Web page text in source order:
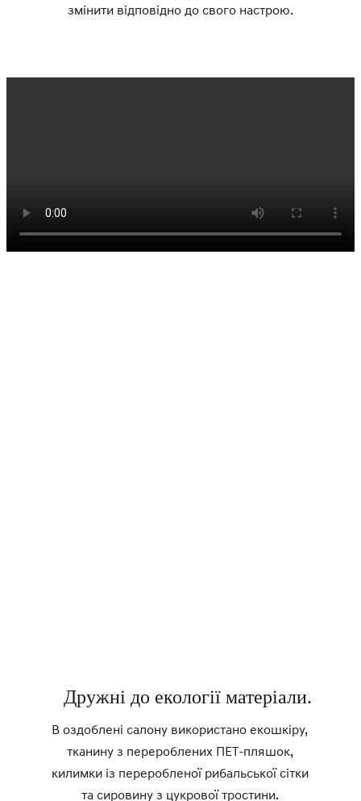
змінити відповідно до свого настрою.
Дружні до екології матеріали.
В оздоблені салону використано екошкіру,
тканину з перероблених ПЕТ-пляшок,
килимки із переробленої рибальської сітки
та сировину з цукрової тростини.